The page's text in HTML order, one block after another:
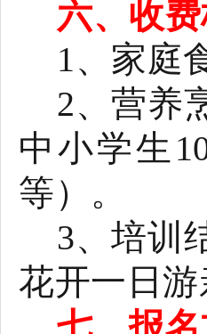
六、收
1、家庭
2、营养
中小学生
等）。
3、培训
花开一日